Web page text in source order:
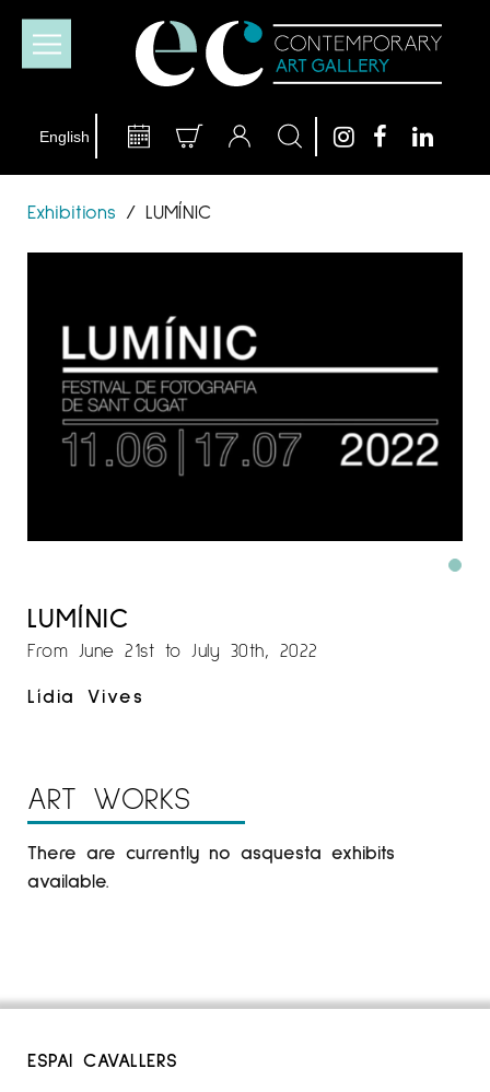
Exhibitions / LUMÍNIC
LUMÍNIC
From June 21st to July 30th, 2022
Lídia Vives
ART WORKS
There are currently no asquesta exhibits
available.
ESPAI CAVALLERS